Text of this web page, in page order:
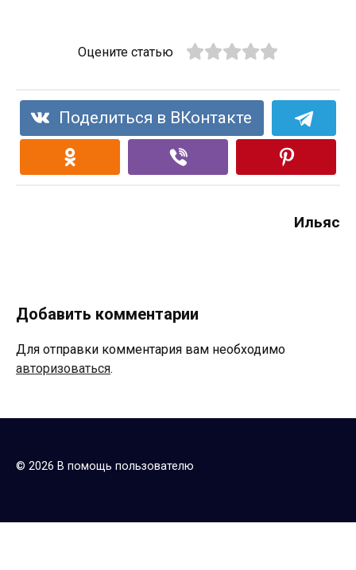
Оцените статью
Поделиться в ВКонтакте
Ильяс
Добавить комментарии
Для отправки комментария вам необходимо
авторизоваться.
© 2026 В помощь пользователю